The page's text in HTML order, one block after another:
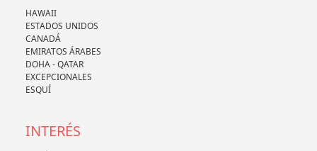
HAWAII
ESTADOS UNIDOS
CANADÁ
EMIRATOS ÁRABES
DOHA - QATAR
EXCEPCIONALES
ESQUÍ
INTERÉS